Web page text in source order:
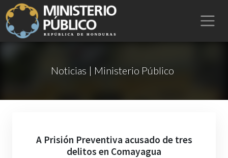
Noticias | Ministerio Público
A Prisión Preventiva acusado de tres
delitos en Comayagua